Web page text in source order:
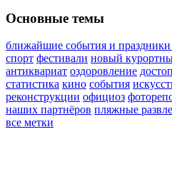
Основные темы
ближайшие события и
спорт фестивали новый
антиквариат оздоровление
статистика кино события
реконструкции официоз
наших партнёров пляжные
все метки